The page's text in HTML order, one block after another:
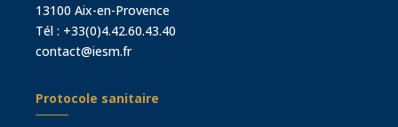
13100 Aix-en-Provence
Tél : +33(0)4.42.60.43.40
contact@iesm.fr
Protocole sanitaire